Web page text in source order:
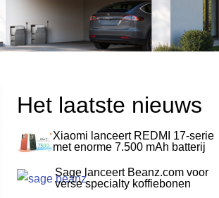
Het laatste nieuws
Xiaomi lanceert REDMI 17-serie
met enorme 7.500 mAh batterij
Sage lanceert Beanz.com voor
verse specialty koffiebonen